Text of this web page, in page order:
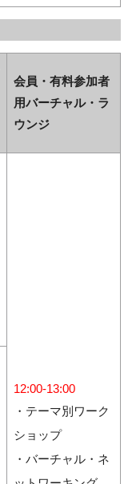
会員・有料参加者
用バーチャル・ラ
ウンジ
12:00-13:00
・テーマ別ワーク
ショップ
・バーチャル・ネ